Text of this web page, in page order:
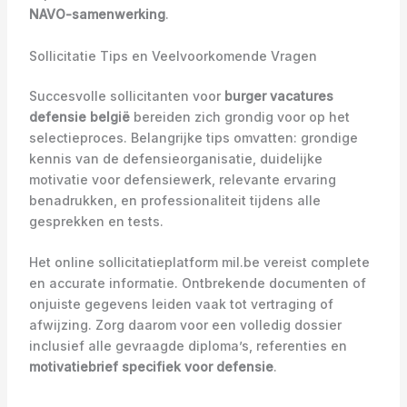
NAVO-samenwerking.
Sollicitatie Tips en Veelvoorkomende Vragen
Succesvolle sollicitanten voor burger vacatures
defensie belgiëbereiden zich grondig voor op het
selectieproces. Belangrijke tips omvatten: grondige
kennis van de defensieorganisatie, duidelijke
motivatie voor defensiewerk, relevante ervaring
benadrukken, en professionaliteit tijdens alle
gesprekken en tests.
Het online sollicitatieplatform mil.be vereist complete
en accurate informatie. Ontbrekende documenten of
onjuiste gegevens leiden vaak tot vertraging of
afwijzing. Zorg daarom voor een volledig dossier
inclusief alle gevraagde diploma’s, referenties en
motivatiebrief specifiek voor defensie.